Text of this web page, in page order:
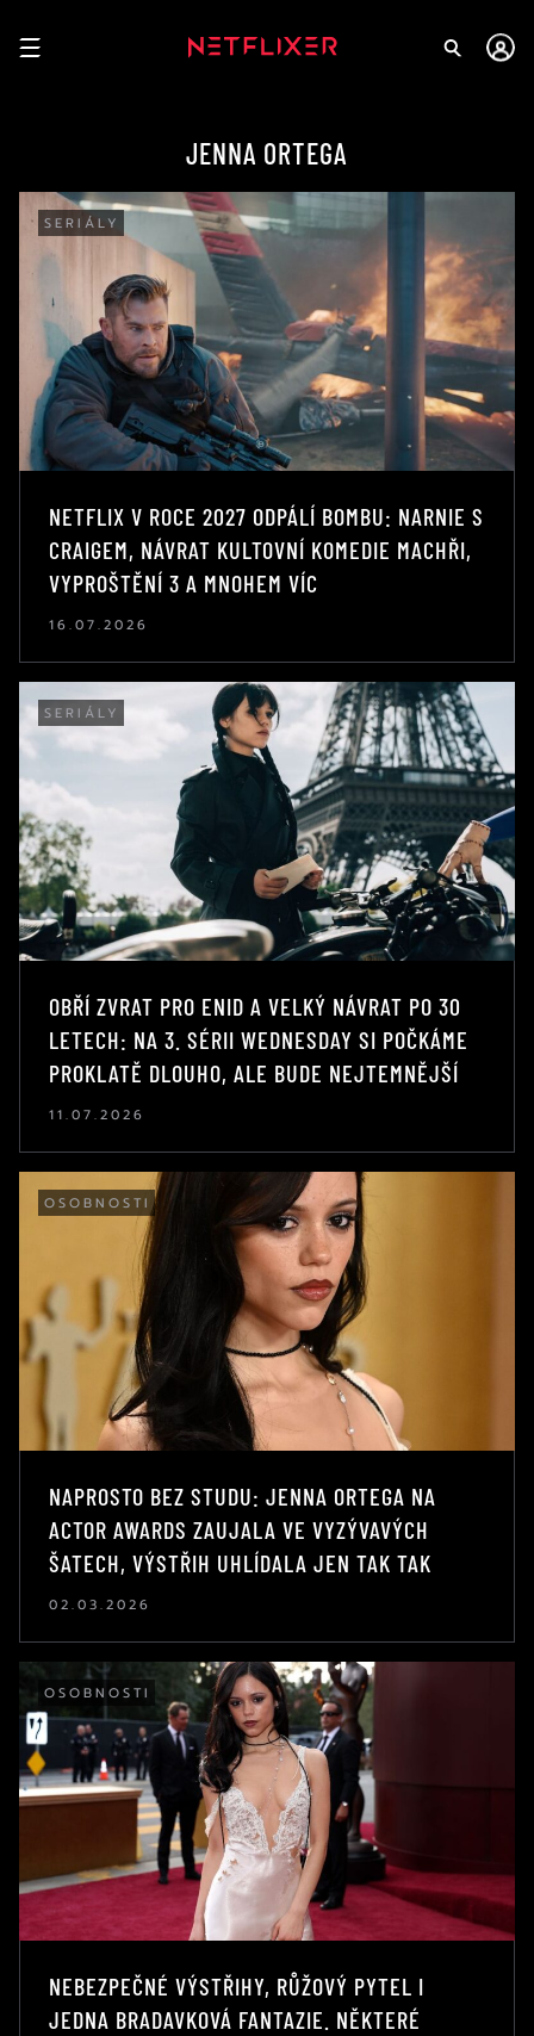
JENNA ORTEGA
SERIÁLY
NETFLIX V ROCE 2027 ODPÁLÍ BOMBU: NARNIE S
CRAIGEM, NÁVRAT KULTOVNÍ KOMEDIE MACHŘI,
VYPROŠTĚNÍ 3 A MNOHEM VÍC
16.07.2026
SERIÁLY
OBŘÍ ZVRAT PRO ENID A VELKÝ NÁVRAT PO 30
LETECH: NA 3. SÉRII WEDNESDAY SI POČKÁME
PROKLATĚ DLOUHO, ALE BUDE NEJTEMNĚJŠÍ
11.07.2026
OSOBNOSTI
NAPROSTO BEZ STUDU: JENNA ORTEGA NA
ACTOR AWARDS ZAUJALA VE VYZÝVAVÝCH
ŠATECH, VÝSTŘIH UHLÍDALA JEN TAK TAK
02.03.2026
OSOBNOSTI
NEBEZPEČNÉ VÝSTŘIHY, RŮŽOVÝ PYTEL I
JEDNA BRADAVKOVÁ FANTAZIE. NĚKTERÉ